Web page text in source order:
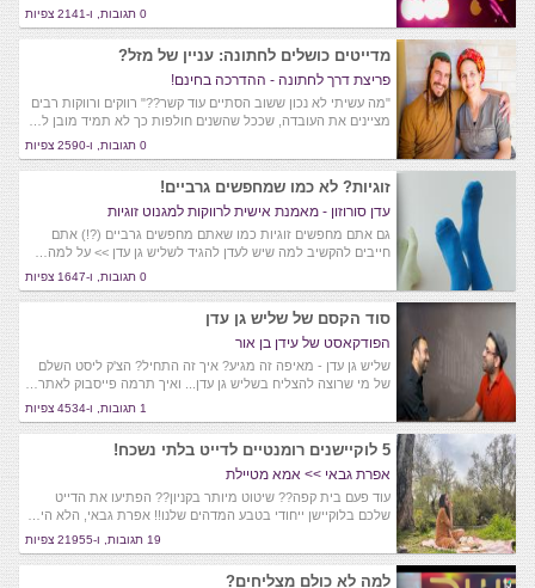
0 תגובות, ו-2141 צפיות
מדייטים כושלים לחתונה: עניין של מזל?
פריצת דרך לחתונה - ההדרכה בחינם!
"מה עשיתי לא נכון ששוב הסתיים עוד קשר??" רווקים ורווקות רבים
מציינים את העובדה, שככל שהשנים חולפות כך לא תמיד מובן ל…
0 תגובות, ו-2590 צפיות
זוגיות? לא כמו שמחפשים גרביים!
עדן סורוזון - מאמנת אישית לרווקות למגנוט זוגיות
גם אתם מחפשים זוגיות כמו שאתם מחפשים גרביים (?!) אתם
חייבים להקשיב למה שיש לעדן להגיד לשליש גן עדן >> על למה…
0 תגובות, ו-1647 צפיות
סוד הקסם של שליש גן עדן
הפודקאסט של עידן בן אור
שליש גן עדן - מאיפה זה מגיע? איך זה התחיל? הצ'ק ליסט השלם
של מי שרוצה להצליח בשליש גן עדן... ואיך תרמה פייסבוק לאתר…
1 תגובות, ו-4534 צפיות
5 לוקיישנים רומנטיים לדייט בלתי נשכח!
אפרת גבאי >> אמא מטיילת
עוד פעם בית קפה?? שיטוט מיותר בקניון?? הפתיעו את הדייט
שלכם בלוקיישן ייחודי בטבע המדהים שלנו!! אפרת גבאי, הלא הי…
19 תגובות, ו-21955 צפיות
למה לא כולם מצליחים?